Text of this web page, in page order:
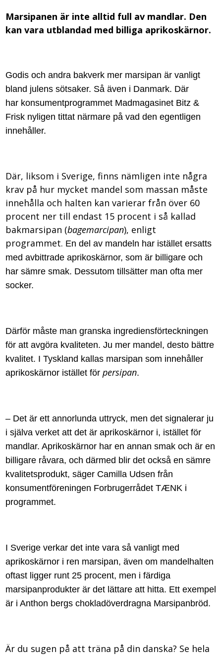
Marsipanen är inte alltid full av mandlar. Den
kan vara utblandad med billiga aprikoskärnor.
Godis och andra bakverk mer marsipan är vanligt
bland julens sötsaker. Så även i Danmark. Där
har konsumentprogrammet Madmagasinet Bitz &
Frisk nyligen tittat närmare på vad den egentligen
innehåller.
Där, liksom i Sverige, finns nämligen inte några
krav på hur mycket mandel som massan måste
innehålla och halten kan varierar från över 60
procent ner till endast 15 procent i så kallad
bakmarsipan (bagemarcipan), enligt
programmet. En del av mandeln har istället ersatts
med avbittrade aprikoskärnor, som är billigare och
har sämre smak. Dessutom tillsätter man ofta mer
socker.
Därför måste man granska ingrediensförteckningen
för att avgöra kvaliteten. Ju mer mandel, desto bättre
kvalitet. I Tyskland kallas marsipan som innehåller
aprikoskärnor istället förpersipan.
– Det är ett annorlunda uttryck, men det signalerar ju
i själva verket att det är aprikoskärnor i, istället för
mandlar. Aprikoskärnor har en annan smak och är en
billigare råvara, och därmed blir det också en sämre
kvalitetsprodukt, säger Camilla Udsen från
konsumentföreningen Forbrugerrådet TÆNK i
programmet.
I Sverige verkar det inte vara så vanligt med
aprikoskärnor i ren marsipan, även om mandelhalten
oftast ligger runt 25 procent, men i färdiga
marsipanprodukter är det lättare att hitta. Ett exempel
är i Anthon bergs chokladöverdragna Marsipanbröd.
Är du sugen på att träna på din danska? Se hela